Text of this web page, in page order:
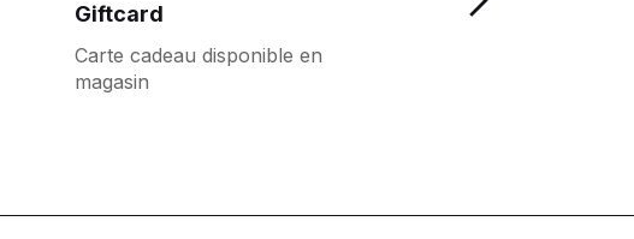
Giftcard
Carte cadeau disponible en
magasin